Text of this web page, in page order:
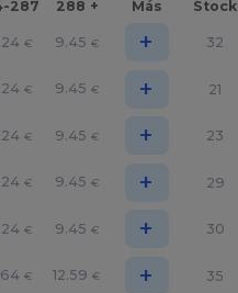
287 288 + Más Stock
€ 9.45 € + 32
€ 9.45 € + 21
€ 9.45 € + 23
€ 9.45 € + 29
€ 9.45 € + 30
€ 12.59 € + 35